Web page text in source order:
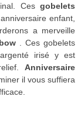
Ces gobelets
enfant,
a merveille
. Ces gobelets
irisé y est
Anniversaire
il vous suffiera